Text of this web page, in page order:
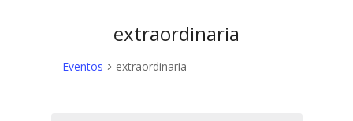
extraordinaria
Eventos extraordinaria